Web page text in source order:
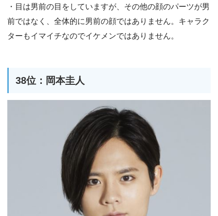
・目は男前の目をしていますが、その他の顔のパーツが男
前ではなく、全体的に男前の顔ではありません。キャラク
ターもイマイチなのでイケメンではありません。
38位：岡本圭人